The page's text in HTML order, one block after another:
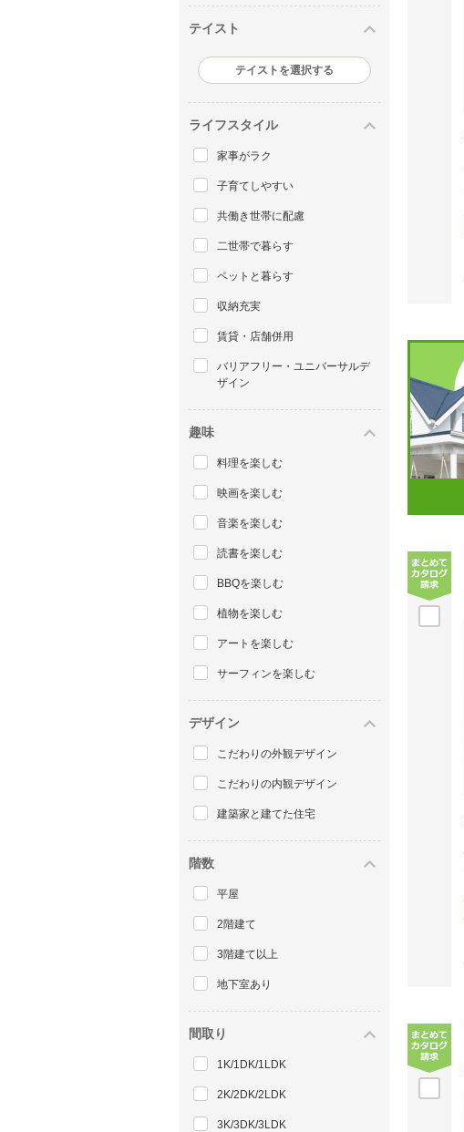
テイスト
テイストを選択する
ライフスタイル
家事がラク
子育てしやすい
共働き世帯に配慮
二世帯で暮らす
ペットと暮らす
収納充実
賃貸・店舗併用
バリアフリー・ユニバーサルデ
ザイン
趣味
料理を楽しむ
映画を楽しむ
音楽を楽しむ
読書を楽しむ
BBQを楽しむ
植物を楽しむ
アートを楽しむ
サーフィンを楽しむ
デザイン
こだわりの外観デザイン
こだわりの内観デザイン
建築家と建てた住宅
階数
平屋
2階建て
3階建て以上
地下室あり
間取り
1K/1DK/1LDK
2K/2DK/2LDK
3K/3DK/3LDK